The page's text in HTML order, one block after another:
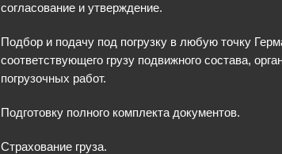
Страхование груза.
Подготовку полного комплекта документов.
Подбор и подачу под погрузку в любую точку
соответствующего грузу подвижного состава,
погрузочных работ.
согласование и утверждение.